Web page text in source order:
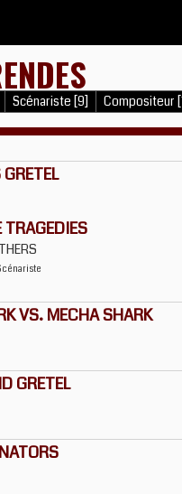
Scénariste [9] Compositeur
VS. MECHA SHARK
GRETEL